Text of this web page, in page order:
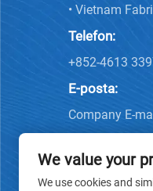
• Vietnam
Telefon:
+852-4613
E-posta:
Company E-
We value your
We use cookies and